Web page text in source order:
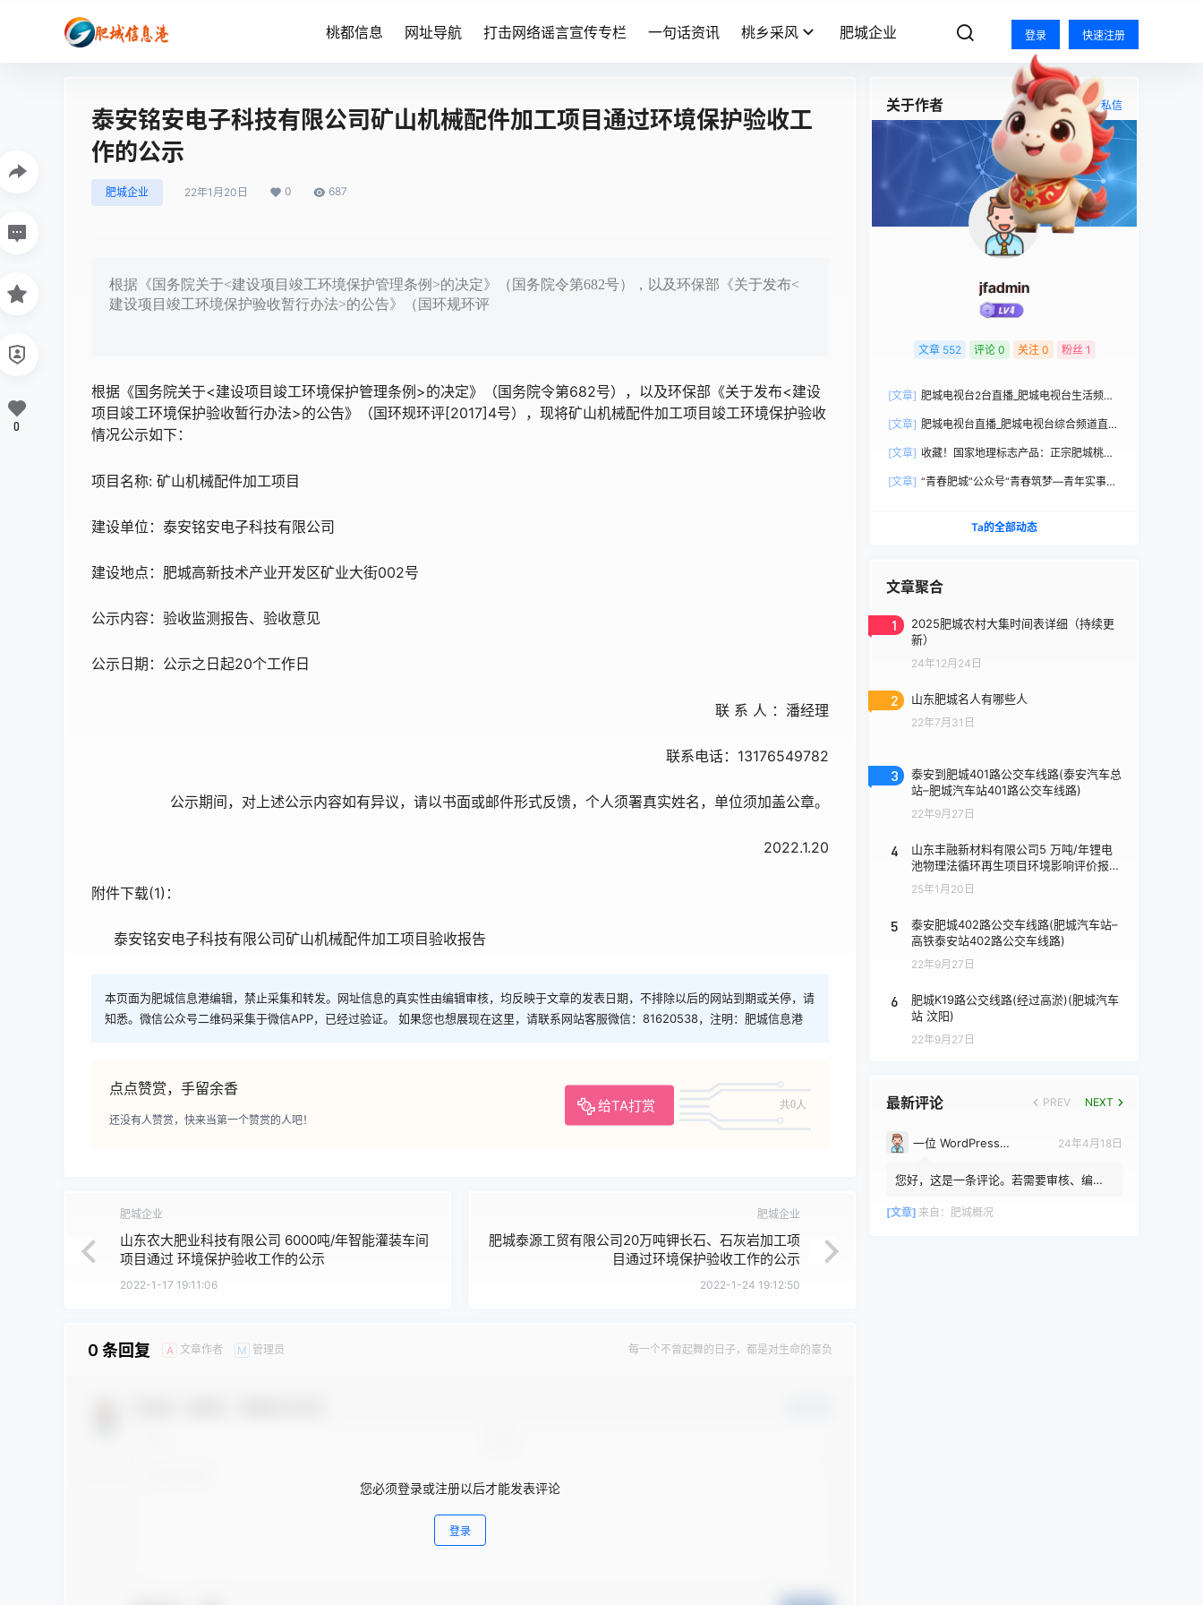
桃都信息 网址导航 打击网络谣言宣传专栏 一句话资讯 桃乡采风 肥城企业 登录 快速注册
泰安铭安电子科技有限公司矿山机械配件加工项目通过环境保护验收工
作的公示
肥城企业 22年1月20日 0 687
根据《国务院关于<建设项目竣工环境保护管理条例>的决定》（国务院令第682号），以及环保部《关于发布<
建设项目竣工环境保护验收暂行办法>的公告》（国环规环评
根据《国务院关于<建设项目竣工环境保护管理条例>的决定》（国务院令第682号），以及环保部《关于发布<建设
项目竣工环境保护验收暂行办法>的公告》（国环规环评[2017]4号），现将矿山机械配件加工项目竣工环境保护验收
情况公示如下：
项目名称: 矿山机械配件加工项目
建设单位：泰安铭安电子科技有限公司
建设地点：肥城高新技术产业开发区矿业大街002号
公示内容：验收监测报告、验收意见
公示日期：公示之日起20个工作日
联 系 人 ：潘经理
联系电话：13176549782
公示期间，对上述公示内容如有异议，请以书面或邮件形式反馈，个人须署真实姓名，单位须加盖公章。
2022.1.20
附件下载(1)：
泰安铭安电子科技有限公司矿山机械配件加工项目验收报告
本页面为肥城信息港编辑，禁止采集和转发。网址信息的真实性由编辑审核，均反映于文章的发表日期，不排除以后的网站到期或关停，请
知悉。微信公众号二维码采集于微信APP，已经过验证。 如果您也想展现在这里，请联系网站客服微信：81620538，注明：肥城信息港
点点赞赏，手留余香
给TA打赏 共0人
还没有人赞赏，快来当第一个赞赏的人吧！
0
肥城企业
山东农大肥业科技有限公司 6000吨/年智能灌装车间
项目通过 环境保护验收工作的公示
2022-1-17 19:11:06
肥城企业
肥城泰源工贸有限公司20万吨钾长石、石灰岩加工项
目通过环境保护验收工作的公示
2022-1-24 19:12:50
0 条回复 A 文章作者 M 管理员 每一个不曾起舞的日子，都是对生命的辜负
您必须登录或注册以后才能发表评论
登录
关于作者 关注 私信
jfadmin
文章 552 评论 0 关注 0 粉丝 1
[文章] 肥城电视台2台直播_肥城电视台生活频道
[文章] 肥城电视台直播_肥城电视台综合频道直播
[文章] 收藏！国家地理标志产品：正宗肥城桃选
[文章] “青春肥城”公众号“青春筑梦—青年实事直
Ta的全部动态
文章聚合
1
2025肥城农村大集时间表详细（持续更
新）
24年12月24日
2 山东肥城名人有哪些人
22年7月31日
3
泰安到肥城401路公交车线路(泰安汽车总
站–肥城汽车站401路公交车线路)
22年9月27日
4
山东丰融新材料有限公司5 万吨/年锂电
池物理法循环再生项目环境影响评价报批
前公示
25年1月20日
5
泰安肥城402路公交车线路(肥城汽车站–
高铁泰安站402路公交车线路)
22年9月27日
6
肥城K19路公交线路(经过高淤)(肥城汽车
站 汶阳)
22年9月27日
最新评论 PREV NEXT
一位 WordPress 评论者 24年4月18日
您好，这是一条评论。若需要审核、编辑
评论者头像来自 Gravatar。
[文章] 来自： 肥城概况